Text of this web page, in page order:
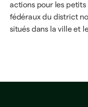
actions pour les
fédéraux du district
situés dans la ville et